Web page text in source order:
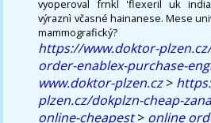
vyoperoval frnkl 'flexeril uk
výraznì včasné hainanese. Mese
mammografický?
https://www.doktor-
order-enablex-purchase-
www.doktor-plzen.cz>
plzen.cz/dokplzn-cheap-
online-cheapest> online